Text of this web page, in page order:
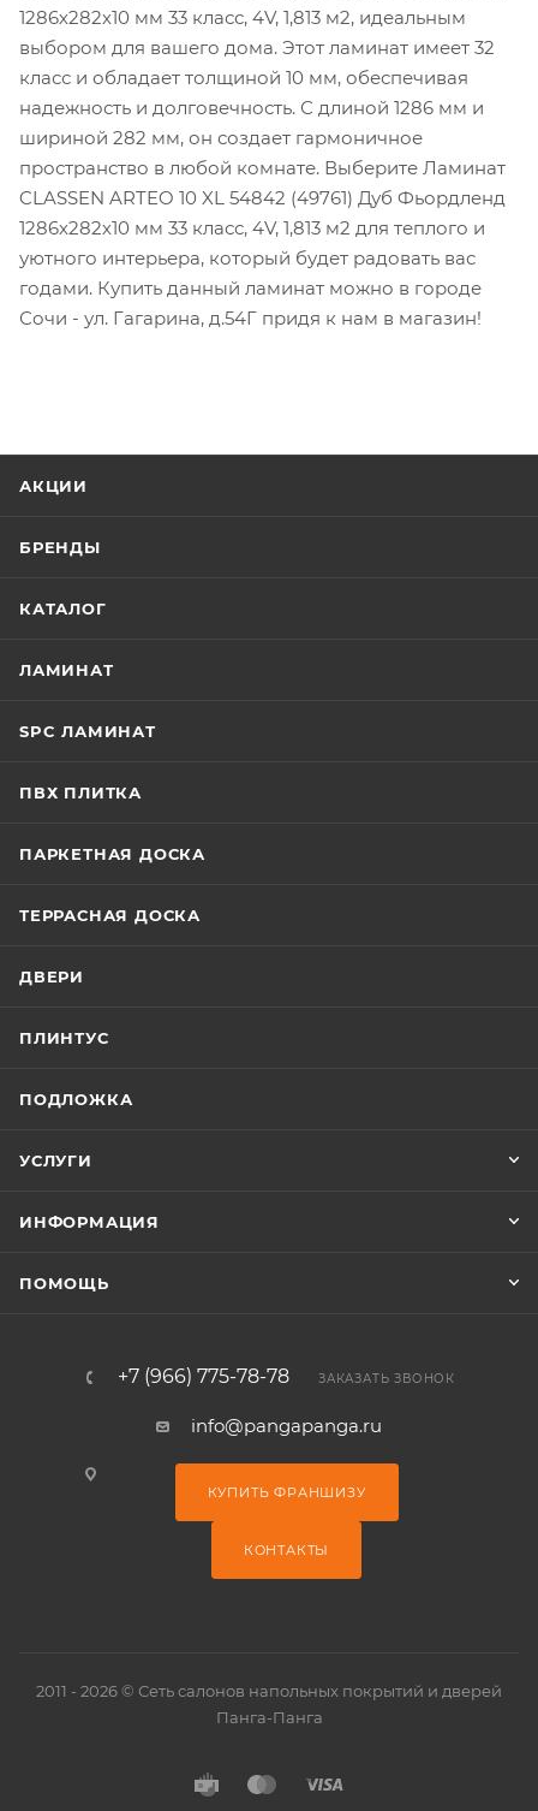
1286х282х10 мм 33 класс, 4V, 1,813 м2, идеальным
выбором для вашего дома. Этот ламинат имеет 32
класс и обладает толщиной 10 мм, обеспечивая
надежность и долговечность. С длиной 1286 мм и
шириной 282 мм, он создает гармоничное
пространство в любой комнате. Выберите Ламинат
CLASSEN ARTEO 10 XL 54842 (49761) Дуб Фьордленд
1286х282х10 мм 33 класс, 4V, 1,813 м2 для теплого и
уютного интерьера, который будет радовать вас
годами. Купить данный ламинат можно в городе
Сочи - ул. Гагарина, д.54Г придя к нам в магазин!
АКЦИИ
БРЕНДЫ
КАТАЛОГ
ЛАМИНАТ
SPC ЛАМИНАТ
ПВХ ПЛИТКА
ПАРКЕТНАЯ ДОСКА
ТЕРРАСНАЯ ДОСКА
ДВЕРИ
ПЛИНТУС
ПОДЛОЖКА
УСЛУГИ
ИНФОРМАЦИЯ
ПОМОЩЬ
+7 (966) 775-78-78 ЗАКАЗАТЬ ЗВОНОК
info@pangapanga.ru
КУПИТЬ ФРАНШИЗУ
КОНТАКТЫ
2011 - 2026 © Сеть салонов напольных покрытий и дверей
Панга-Панга